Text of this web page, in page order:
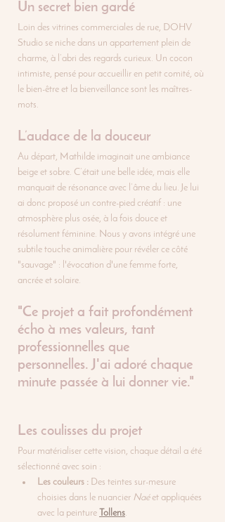
Un secret bien gardé
Loin des vitrines commerciales de rue, DOHV
Studio se niche dans un appartement plein de
charme, à l’abri des regards curieux. Un cocon
intimiste, pensé pour accueillir en petit comité, où
le bien-être et la bienveillance sont les maîtres-
mots.
L’audace de la douceur
Au départ, Mathilde imaginait une ambiance
beige et sobre. C’était une belle idée, mais elle
manquait de résonance avec l’âme du lieu. Je lui
ai donc proposé un contre-pied créatif : une
atmosphère plus osée, à la fois douce et
résolument féminine. Nous y avons intégré une
subtile touche animalière pour révéler ce côté
"sauvage" : l'évocation d'une femme forte,
ancrée et solaire.
"Ce projet a fait profondément
écho à mes valeurs, tant
professionnelles que
personnelles. J'ai adoré chaque
minute passée à lui donner vie."
Les coulisses du projet
Pour matérialiser cette vision, chaque détail a été
sélectionné avec soin :
Les couleurs : Des teintes sur-mesure
choisies dans le nuancier Naé et appliquées
avec la peinture Tollens.